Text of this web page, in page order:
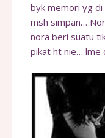
byk memori yg di
msh simpan…
nora beri suatu
pikat ht nie… lme